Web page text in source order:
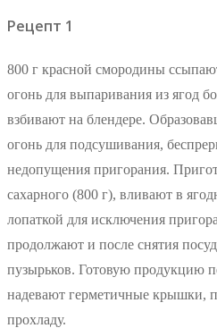
Рецепт 1
800 г красной смородины
огонь для выпаривания из ягод
взбивают на блендере.
огонь для подсушивания,
недопущения пригорания.
сахарного (800 г), вливают в
лопаткой для исключения
продолжают и после снятия
пузырьков. Готовую продукцию
надевают герметичные крышки,
прохладу.